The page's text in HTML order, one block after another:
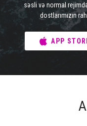
səsli və normal
dostlarımızın
APP